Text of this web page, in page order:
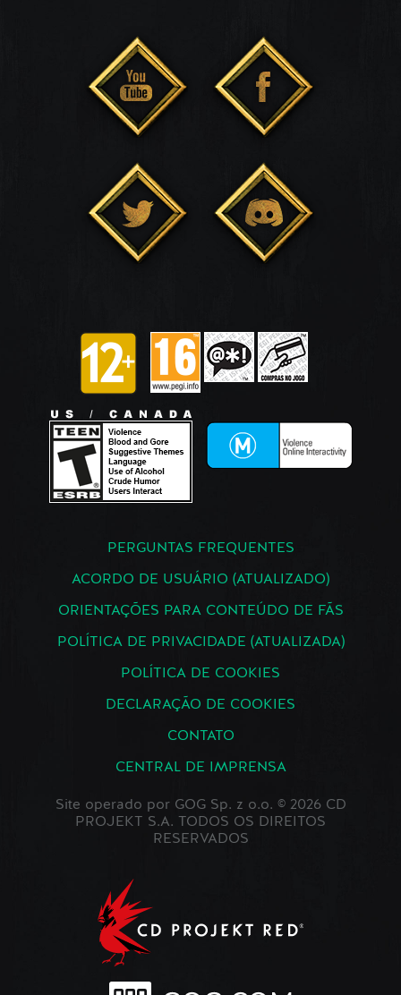
PERGUNTAS FREQUENTES
ACORDO DE USUÁRIO (ATUALIZADO)
ORIENTAÇÕES PARA CONTEÚDO DE FÃS
POLÍTICA DE PRIVACIDADE (ATUALIZADA)
POLÍTICA DE COOKIES
DECLARAÇÃO DE COOKIES
CONTATO
CENTRAL DE IMPRENSA
Site operado por GOG Sp. z o.o. © 2026 CD
PROJEKT S.A. TODOS OS DIREITOS
RESERVADOS